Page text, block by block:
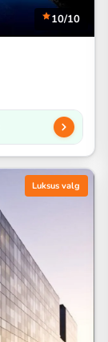
10/10
Luksus valg